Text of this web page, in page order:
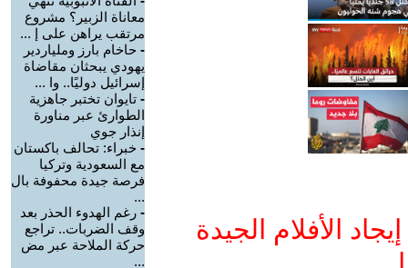
الأفلام الجيدة
معاناة الزبير؟ مشروع
مرتقب يراهن على إ ...
- حاخام بارز وملياردير
يهودي يبحثان مقاضاة
إسرائيل دوليًا.. وا ...
- تايوان تختبر جاهزية
الطوارئ عبر مناورة
إنذار جوي
- خبراء: تحالف باكستان
مع السعودية وتركيا
فرصة جيدة محفوفة بال
...
- رغم الهدوء الحذر بعد
وقف الضربات.. تراجع
حركة الملاحة عبر مض
...